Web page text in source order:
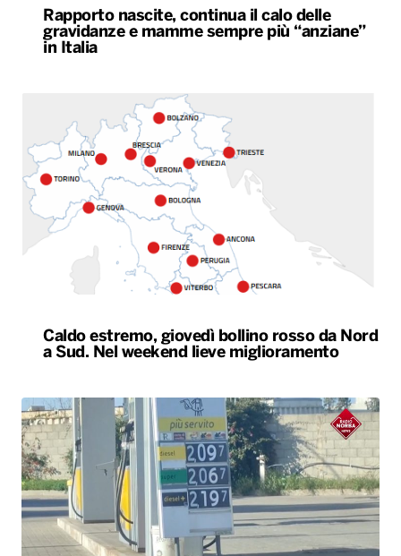
Rapporto nascite, continua il calo delle
gravidanze e mamme sempre più “anziane”
in Italia
Caldo estremo, giovedì bollino rosso da Nord
a Sud. Nel weekend lieve miglioramento